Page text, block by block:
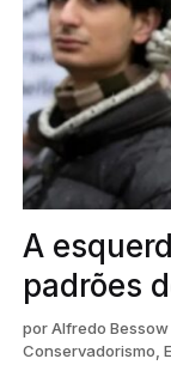
A
padrões
porAlfredo Bessow
Conservadorismo